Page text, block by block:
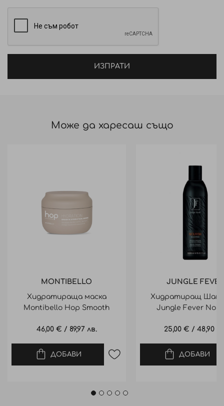
SODIUM COCOYL ALANINATE, CAPRYLYL/CAPRYL
GLUCOSIDE, DECYL GLUCOSIDE, SODIUM LAUROYL
METHYL ISETHIONATE, PARFUM / FRAGRANCE,
EXTRACT / PRUNUS ARMENIACA (APRICOT) FRUIT
EXTRACT, ALCOHOL DENAT., CITRIC ACID, SODIUM
ИЗПРАТИ
Може да харесаш също
MONTIBELLO
Хидратираща маска
Montibello Hop Smooth
46,00 € / 89,97 лв.
ДОБАВИ
JUNGLE FEVER
Хидратиращ
Jungle Fever
25,00 € / 48,90
ДОБАВИ